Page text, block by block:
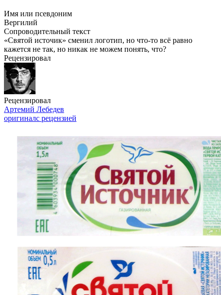
Имя или псевдоним
Вергилий
Сопроводительный текст
«Святой источик» сменил логотип, но что-то всё равно
кажется не так, но никак не можем понять, что?
Рецензировал
Рецензировал
Артемий Лебедев
оригиналс рецензией